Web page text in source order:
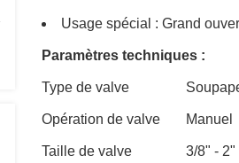
Usage spécial : Grand
Paramètres techniques :
Type de valve
Opération de valve Manuel
Taille de valve 3/8" - 2"